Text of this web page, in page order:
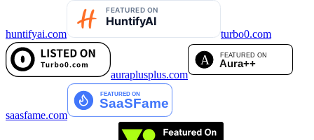
huntifyai.com turbo0.com
auraplusplus.com
saasfame.com